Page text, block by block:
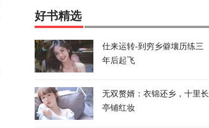
好书精选
仕来运转-到穷乡僻壤历练三
年后起飞
无双赘婿：衣锦还乡，十里长
亭铺红妆